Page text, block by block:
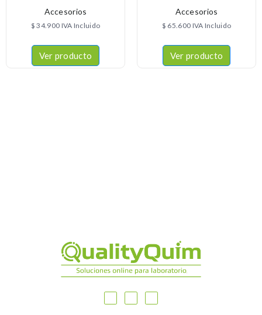
Accesorios
$ 34.900 IVA Incluido
Ver producto
Accesorios
$ 65.600 IVA Incluido
Ver producto